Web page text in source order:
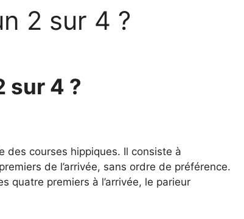
2 sur 4 ?
sur 4 ?
des courses hippiques. Il consiste à
de l’arrivée, sans ordre de préférence.
quatre premiers à l’arrivée, le parieur